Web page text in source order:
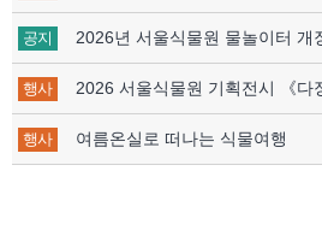
공지
행사
행사 여름온실로 떠나는 식물여행